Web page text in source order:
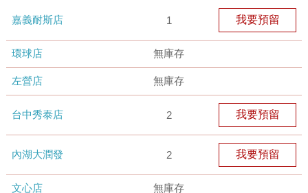
嘉義耐斯店 1 我要預留
環球店 無庫存
左營店 無庫存
台中秀泰店 2 我要預留
內湖大潤發 2 我要預留
文心店 無庫存